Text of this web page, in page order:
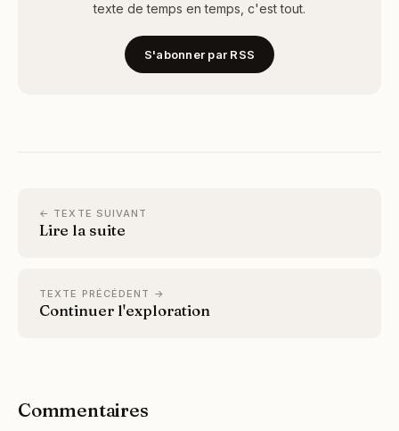
texte de temps en temps, c'est tout.
S'abonner par RSS
← TEXTE SUIVANT
Lire la suite
TEXTE PRÉCÉDENT →
Continuer l'exploration
Commentaires